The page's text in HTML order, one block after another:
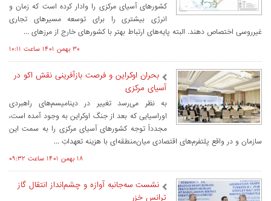
کشورهای آسیای مرکزی را وادار کرده است که زمان و
انرژی بیشتری را برای توسعه مسیرهای تجاری
غیرروسی اختصاص دهند. البته پایه‌های ارتباط بهتر با کشورهای خارج از مرزهای ...
۳۰ بهمن ۱۴۰۱ ساعت ۱۰:۱۱
بحران اوکراین و فرصت‌ بازآفرینی نقش اکو در
آسیای مرکزی
به نظر می‌رسد تغییر در دینامیسم‌های راهبردی
اوراسیایی که بعد از جنگ اوکراین به وجود آمده است،
مجدداً توجه کشورهای آسیای مرکزی را به سمت این
سازمان و در واقع پلتفرم‌های اقتصادی میان‌منطقه‌ای با هزینه تعهداتِ ...
۱۸ بهمن ۱۴۰۱ ساعت ۰۹:۳۲
نشست سه‌جانبه آوازه و چشم‌انداز انتقال گاز
ترانس خزر